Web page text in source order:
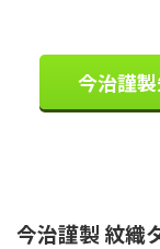
今治謹
今治謹製 紋織